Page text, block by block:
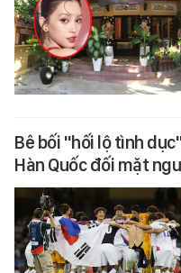
Bê bối "hối lộ tình
Hàn Quốc đối mặt